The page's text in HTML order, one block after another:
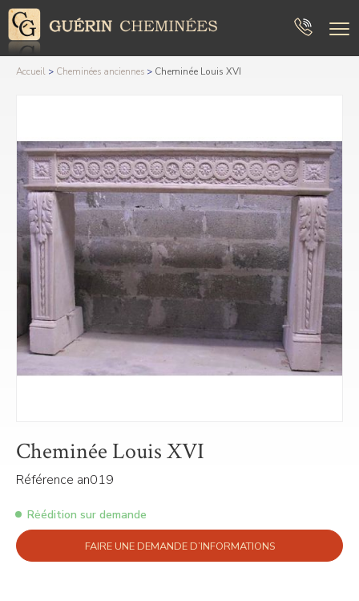
Accueil > Cheminées anciennes > Cheminée Louis XVI
Cheminée Louis XVI
Référence an019
Rėédition sur demande
FAIRE UNE DEMANDE D’INFORMATIONS